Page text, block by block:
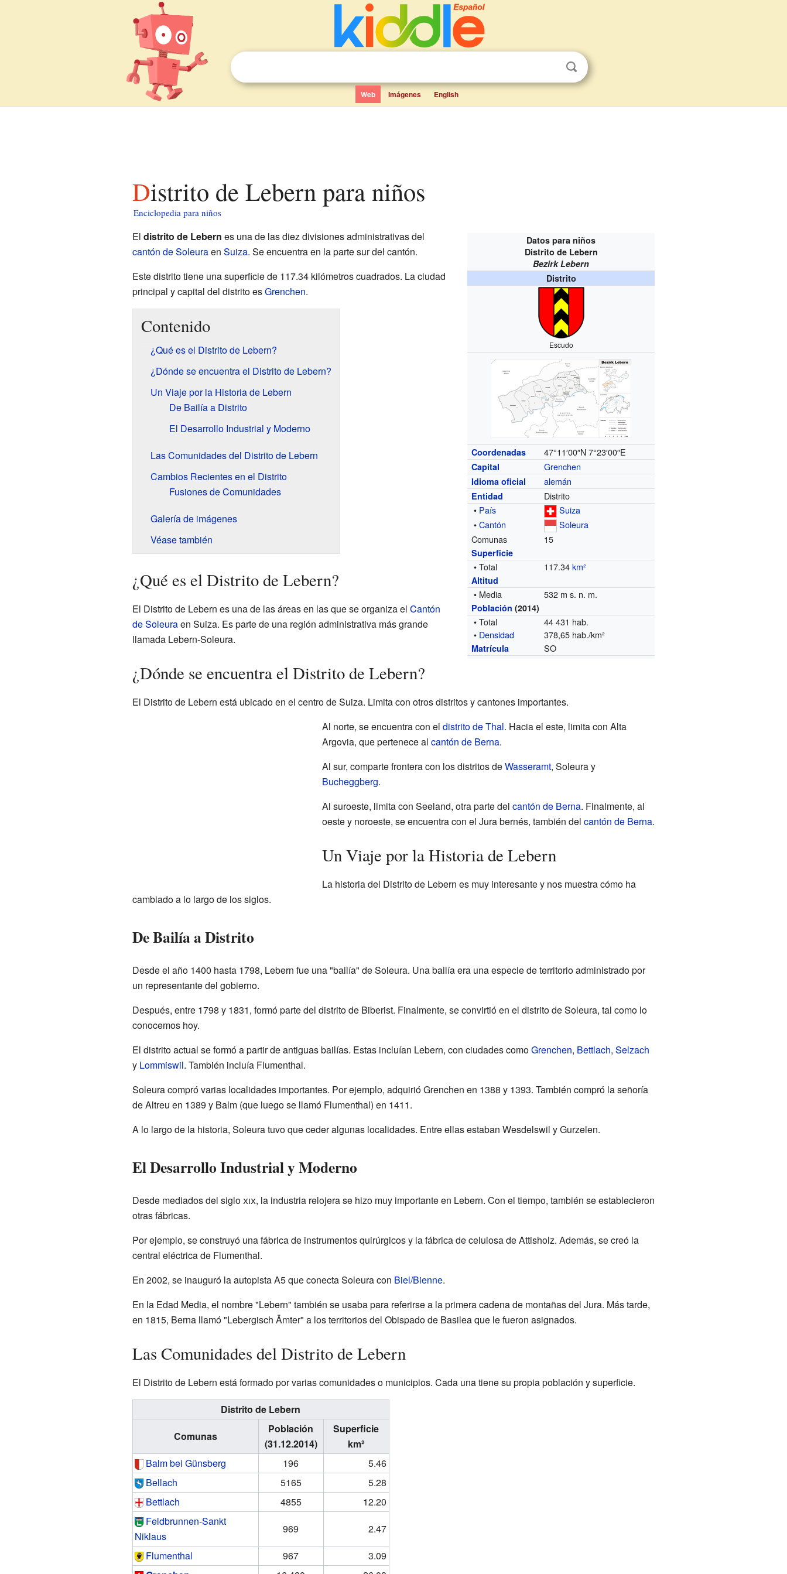
Web Imágenes English
Distrito de Lebern para niños
Enciclopedia para niños
Datos para niños
Distrito de Lebern
Bezirk Lebern
Distrito
Escudo
Coordenadas 47°11′00″N 7°23′00″E
Capital Grenchen
Idioma oficial alemán
Entidad
Distrito
• País
Suiza
•Cantón
Soleura
Comunas
15
Superficie
• Total 117.34km²
Altitud
• Media 532 m s. n. m.
Población (2014)
• Total
44 431 hab.
• Densidad 378,65 hab./km²
Matrícula SO
El distrito de Lebern es una de las diez divisiones administrativas del
cantón de Soleuraen Suiza. Se encuentra en la parte sur del cantón.
Este distrito tiene una superficie de 117.34 kilómetros cuadrados. La ciudad
principal y capital del distrito esGrenchen.
Contenido
¿Qué es el Distrito de Lebern?
¿Dónde se encuentra el Distrito de Lebern?
Un Viaje por la Historia de Lebern
De Bailía a Distrito
El Desarrollo Industrial y Moderno
Las Comunidades del Distrito de Lebern
Cambios Recientes en el Distrito
Fusiones de Comunidades
Galería de imágenes
Véase también
¿Qué es el Distrito de Lebern?
El Distrito de Lebern es una de las áreas en las que se organiza el Cantón
de Soleuraen Suiza. Es parte de una región administrativa más grande
llamada Lebern-Soleura.
¿Dónde se encuentra el Distrito de Lebern?
El Distrito de Lebern está ubicado en el centro de Suiza. Limita con otros distritos y cantones importantes.
Al norte, se encuentra con el distrito de Thal. Hacia el este, limita con Alta
Argovia, que pertenece al cantón de Berna.
Al sur, comparte frontera con los distritos deWasseramt, Soleura y
Bucheggberg.
Al suroeste, limita con Seeland, otra parte del cantón de Berna. Finalmente, al
oeste y noroeste, se encuentra con el Jura bernés, también del cantón de Berna.
Un Viaje por la Historia de Lebern
La historia del Distrito de Lebern es muy interesante y nos muestra cómo ha
cambiado a lo largo de los siglos.
De Bailía a Distrito
Desde el año 1400 hasta 1798, Lebern fue una "bailía" de Soleura. Una bailía era una especie de territorio administrado por
un representante del gobierno.
Después, entre 1798 y 1831, formó parte del distrito de Biberist. Finalmente, se convirtió en el distrito de Soleura, tal como lo
conocemos hoy.
El distrito actual se formó a partir de antiguas bailías. Estas incluían Lebern, con ciudades comoGrenchen, Bettlach, Selzach
y Lommiswil. También incluía Flumenthal.
Soleura compró varias localidades importantes. Por ejemplo, adquirió Grenchen en 1388 y 1393. También compró la señoría
de Altreu en 1389 y Balm (que luego se llamó Flumenthal) en 1411.
A lo largo de la historia, Soleura tuvo que ceder algunas localidades. Entre ellas estaban Wesdelswil y Gurzelen.
El Desarrollo Industrial y Moderno
Desde mediados del sigloxix, la industria relojera se hizo muy importante en Lebern. Con el tiempo, también se establecieron
otras fábricas.
Por ejemplo, se construyó una fábrica de instrumentos quirúrgicos y la fábrica de celulosa de Attisholz. Además, se creó la
central eléctrica de Flumenthal.
En 2002, se inauguró la autopista A5 que conecta Soleura con Biel/Bienne.
En la Edad Media, el nombre "Lebern" también se usaba para referirse a la primera cadena de montañas del Jura. Más tarde,
en 1815, Berna llamó "Lebergisch Ämter" a los territorios del Obispado de Basilea que le fueron asignados.
Las Comunidades del Distrito de Lebern
El Distrito de Lebern está formado por varias comunidades o municipios. Cada una tiene su propia población y superficie.
Distrito de Lebern
Comunas
Población
(31.12.2014)
Superficie
km²
Balm bei Günsberg
196
5.46
Bellach
5165
5.28
Bettlach
4855
12.20
Feldbrunnen-Sankt
Niklaus
969
2.47
Flumenthal
967
3.09